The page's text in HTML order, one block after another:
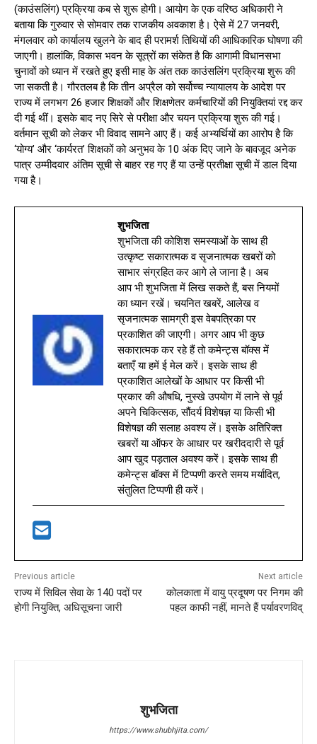
(काउंसलिंग) प्रक्रिया कब से शुरू होगी। आयोग के एक वरिष्ठ अधिकारी ने
बताया कि गुरुवार से सोमवार तक राजकीय अवकाश है। ऐसे में 27 जनवरी,
मंगलवार को कार्यालय खुलने के बाद ही परामर्श तिथियों की आधिकारिक घोषणा की
जाएगी। हालांकि, विकास भवन के सूत्रों का संकेत है कि आगामी विधानसभा
चुनावों को ध्यान में रखते हुए इसी माह के अंत तक काउंसलिंग प्रक्रिया शुरू की
जा सकती है। गौरतलब है कि तीन अप्रैल को सर्वोच्च न्यायालय के आदेश पर
राज्य में लगभग 26 हजार शिक्षकों और शिक्षणेतर कर्मचारियों की नियुक्तियां रद्द कर
दी गई थीं। इसके बाद नए सिरे से परीक्षा और चयन प्रक्रिया शुरू की गई।
वर्तमान सूची को लेकर भी विवाद सामने आए हैं। कई अभ्यर्थियों का आरोप है कि
‘योग्य’ और ‘कार्यरत’ शिक्षकों को अनुभव के 10 अंक दिए जाने के बावजूद अनेक
पात्र उम्मीदवार अंतिम सूची से बाहर रह गए हैं या उन्हें प्रतीक्षा सूची में डाल दिया
गया है।
शुभजिता
शुभजिता की कोशिश समस्याओं के साथ ही
उत्कृष्ट सकारात्मक व सृजनात्मक खबरों को
साभार संग्रहित कर आगे ले जाना है। अब
आप भी शुभजिता में लिख सकते हैं, बस नियमों
का ध्यान रखें। चयनित खबरें, आलेख व
सृजनात्मक सामग्री इस वेबपत्रिका पर
प्रकाशित की जाएगी। अगर आप भी कुछ
सकारात्मक कर रहे हैं तो कमेन्ट्स बॉक्स में
बताएँ या हमें ई मेल करें। इसके साथ ही
प्रकाशित आलेखों के आधार पर किसी भी
प्रकार की औषधि, नुस्खे उपयोग में लाने से पूर्व
अपने चिकित्सक, सौंदर्य विशेषज्ञ या किसी भी
विशेषज्ञ की सलाह अवश्य लें। इसके अतिरिक्त
खबरों या ऑफर के आधार पर खरीददारी से पूर्व
आप खुद पड़ताल अवश्य करें। इसके साथ ही
कमेन्ट्स बॉक्स में टिप्पणी करते समय मर्यादित,
संतुलित टिप्पणी ही करें।
Previous article
राज्य में सिविल सेवा के 140 पदों पर
होगी नियुक्ति, अधिसूचना जारी
Next article
कोलकाता में वायु प्रदूषण पर निगम की
पहल काफी नहीं, मानते हैं पर्यावरणविद्
शुभजिता
https://www.shubhjita.com/